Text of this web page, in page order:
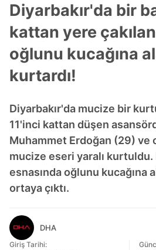
Diyarbakır'da bir
kattan yere
oğlunu kucağına
kurtardı!
Diyarbakır'da mucize bir
11'inci kattan düşen
Muhammet Erdoğan (29) ve
mucize eseri yaralı kurtuldu.
esnasında oğlunu kucağına
ortaya çıktı.
DHA
Giriş Tarihi: